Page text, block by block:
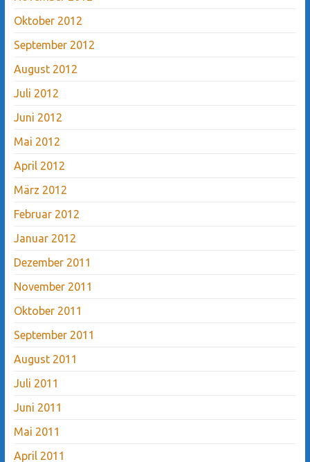
Oktober 2012
September 2012
August 2012
Juli 2012
Juni 2012
Mai 2012
April 2012
März 2012
Februar 2012
Januar 2012
Dezember 2011
November 2011
Oktober 2011
September 2011
August 2011
Juli 2011
Juni 2011
Mai 2011
April 2011